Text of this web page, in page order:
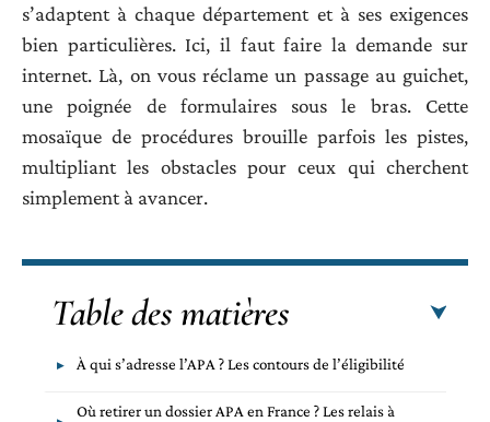
s’adaptent à chaque département et à ses exigences
bien particulières. Ici, il faut faire la demande sur
internet. Là, on vous réclame un passage au guichet,
une poignée de formulaires sous le bras. Cette
mosaïque de procédures brouille parfois les pistes,
multipliant les obstacles pour ceux qui cherchent
simplement à avancer.
Table des matières
À qui s’adresse l’APA ? Les contours de l’éligibilité
Où retirer un dossier APA en France ? Les relais à